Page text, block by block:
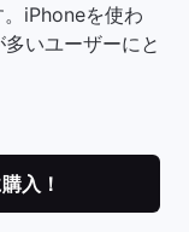
iPhoneを使わ
いユーザーにと
入！